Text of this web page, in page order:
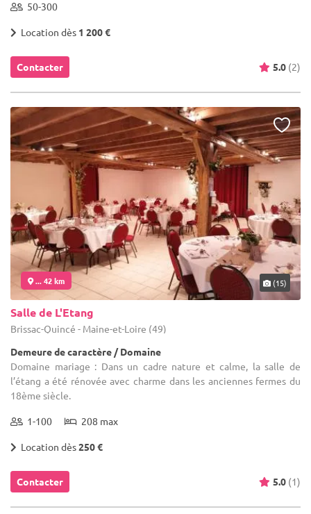
50-300
Location dès 1 200 €
Contacter 5.0 (2)
... 42 km (15)
Salle de L'Etang
Brissac-Quincé - Maine-et-Loire (49)
Demeure de caractère / Domaine
Domaine mariage : Dans un cadre nature et calme, la salle de
l’étang a été rénovée avec charme dans les anciennes fermes du
18ème siècle.
1-100 208 max
Location dès250 €
Contacter 5.0 (1)